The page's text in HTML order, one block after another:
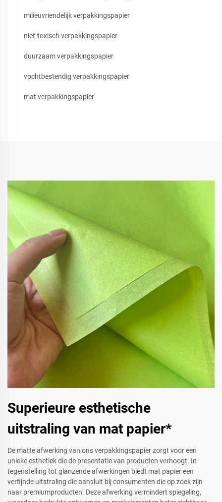
milieuvriendelijk verpakkingspapier
niet-toxisch verpakkingspapier
duurzaam verpakkingspapier
vochtbestendig verpakkingspapier
mat verpakkingspapier
Superieure esthetische
uitstraling van mat papier*
De matte afwerking van ons verpakkingspapier zorgt voor een
unieke esthetiek die de presentatie van producten verhoogt. In
tegenstelling tot glanzende afwerkingen biedt mat papier een
verfijnde uitstraling die aansluit bij consumenten die op zoek zijn
naar premiumproducten. Deze afwerking vermindert spiegeling,